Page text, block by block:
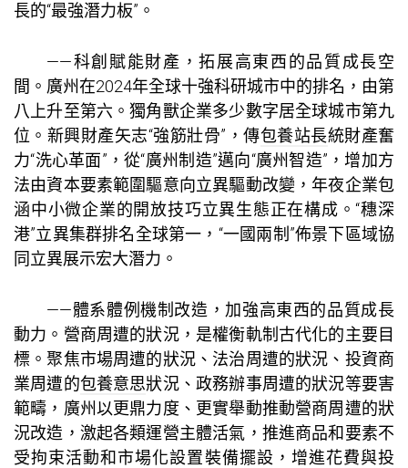
長的“最強潛力板”。
——科創賦能財產，拓展高東西的品質成長空
間。廣州在2024年全球十強科研城市中的排名，由第
八上升至第六。獨角獸企業多少數字居全球城市第九
位。新興財產矢志“強筋壯骨”，傳包養站長統財產奮
力“洗心革面”，從“廣州制造”邁向“廣州智造”，增加方
法由資本要素範圍驅意向立異驅動改變，年夜企業包
涵中小微企業的開放技巧立異生態正在構成。“穗深
港”立異集群排名全球第一，“一國兩制”佈景下區域協
同立異展示宏大潛力。
——體系體例機制改造，加強高東西的品質成長
動力。營商周遭的狀況，是權衡軌制古代化的主要目
標。聚焦市場周遭的狀況、法治周遭的狀況、投資商
業周遭的包養意思狀況、政務辦事周遭的狀況等要害
範疇，廣州以更鼎力度、更實舉動推動營商周遭的狀
況改造，激起各類運營主體活氣，推進商品和要素不
受拘束活動和市場化設置裝備擺設，增進花費與投